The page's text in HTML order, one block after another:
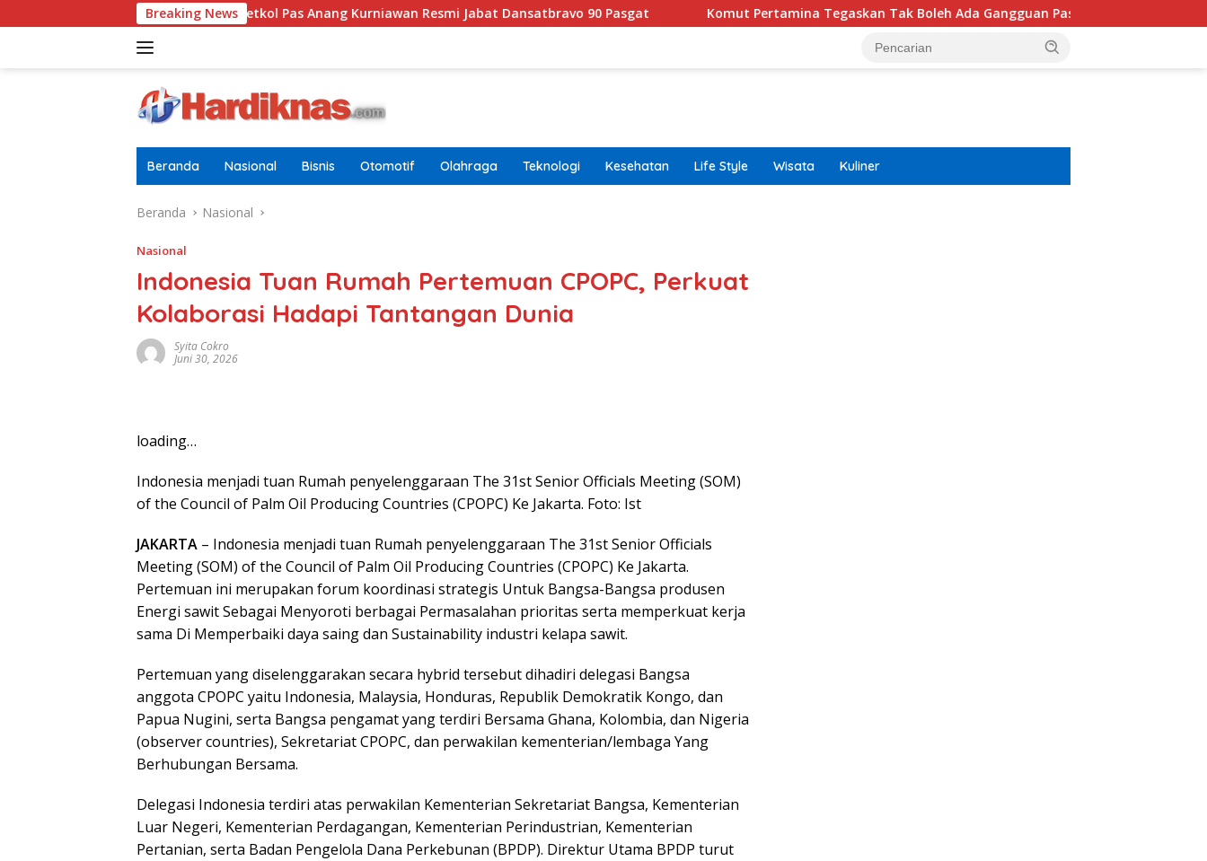
ke
Breaking News
Letkol Pas Anang Kurniawan Resmi Jabat Dansatbravo 90 Pasgat Komut Pertamina Tegaskan Tak Boleh Ada Gangguan Pasokan
Beranda Nasional Bisnis Otomotif Olahraga Teknologi Kesehatan Life Style Wisata Kuliner
Beranda Nasional
Nasional
Indonesia Tuan Rumah Pertemuan CPOPC, Perkuat
Kolaborasi Hadapi Tantangan Dunia
Syita Cokro
Juni 30, 2026
loading…
Indonesia menjadi tuan Rumah penyelenggaraan The 31st Senior Officials Meeting (SOM)
of the Council of Palm Oil Producing Countries (CPOPC) Ke Jakarta. Foto: Ist
JAKARTA – Indonesia menjadi tuan Rumah penyelenggaraan The 31st Senior Officials
Meeting (SOM) of the Council of Palm Oil Producing Countries (CPOPC) Ke Jakarta.
Pertemuan ini merupakan forum koordinasi strategis Untuk Bangsa-Bangsa produsen
Energi sawit Sebagai Menyoroti berbagai Permasalahan prioritas serta memperkuat kerja
sama Di Memperbaiki daya saing dan Sustainability industri kelapa sawit.
Pertemuan yang diselenggarakan secara hybrid tersebut dihadiri delegasi Bangsa
anggota CPOPC yaitu Indonesia, Malaysia, Honduras, Republik Demokratik Kongo, dan
Papua Nugini, serta Bangsa pengamat yang terdiri Bersama Ghana, Kolombia, dan Nigeria
(observer countries), Sekretariat CPOPC, dan perwakilan kementerian/lembaga Yang
Berhubungan Bersama.
Delegasi Indonesia terdiri atas perwakilan Kementerian Sekretariat Bangsa, Kementerian
Luar Negeri, Kementerian Perdagangan, Kementerian Perindustrian, Kementerian
Pertanian, serta Badan Pengelola Dana Perkebunan (BPDP). Direktur Utama BPDP turut